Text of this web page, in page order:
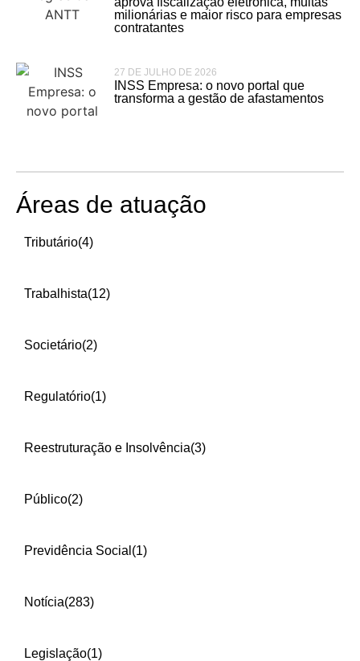
milionárias e maior risco para empresas
contratantes
27 DE JULHO DE 2026
INSS Empresa: o novo portal que
transforma a gestão de afastamentos
Áreas de atuação
Tributário(4)
Trabalhista(12)
Societário(2)
Regulatório(1)
Reestruturação e Insolvência(3)
Público(2)
Previdência Social (1)
Notícia(283)
Legislação(1)